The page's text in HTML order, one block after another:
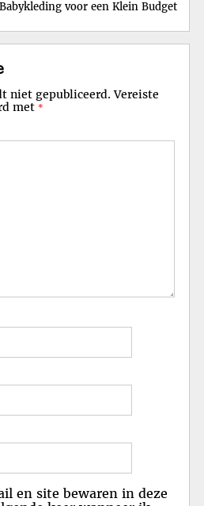
voor een Klein Budget
niet gepubliceerd. Vereiste
met *
en site bewaren in deze